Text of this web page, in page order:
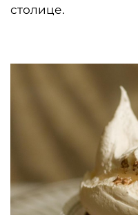
столице.